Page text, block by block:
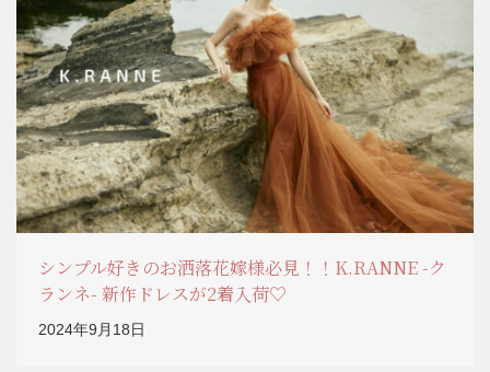
シンプル好きのお洒落花嫁様必見！！K.RANNE -ク
ランネ- 新作ドレスが2着入荷♡
2024年9月18日